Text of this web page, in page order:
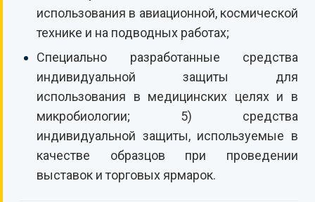
использования в авиационной, космической
технике и на подводных работах;
Специально разработанные средства
индивидуальной защиты для
использования в медицинских целях и в
микробиологии; 5) средства
индивидуальной защиты, используемые в
качестве образцов при проведении
выставок и торговых ярмарок.